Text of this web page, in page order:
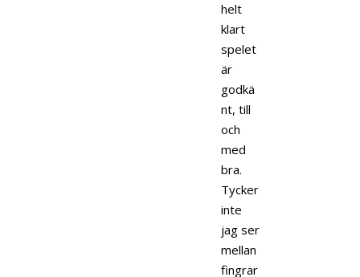
helt
klart
spelet
är
godkä
nt, till
och
med
bra.
Tycker
inte
jag ser
mellan
fingrar